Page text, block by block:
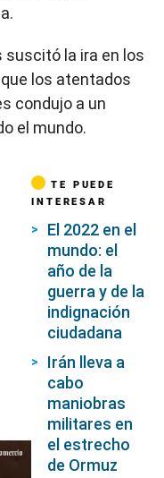
suscitó la ira en los
los atentados
condujo a un
el mundo.
TE PUEDE
INTERESAR
El 2022 en el
mundo: el
año de la
guerra y de la
indignación
ciudadana
Irán lleva a
cabo
maniobras
militares en
el estrecho
de Ormuz